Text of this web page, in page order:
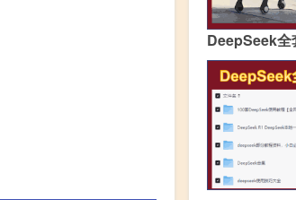
DeepSeek全